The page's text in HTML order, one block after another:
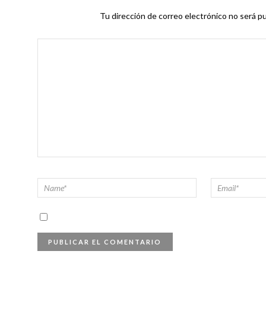
Tu dirección de correo electrónico no será